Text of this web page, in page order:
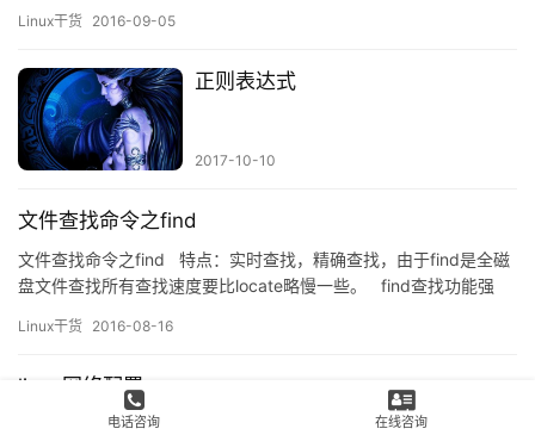
Linux干货 2016-09-05
正则表达式
2017-10-10
文件查找命令之find
文件查找命令之find 特点：实时查找，精确查找，由于find是全磁
盘文件查找所有查找速度要比locate略慢一些。 find查找功能强
摩根定律 非（A &&B）=(非A…
Linux干货 2016-08-16
linux网络配置
主要内容： ip地址以及子网划分 路由基本概念 网络配置工具：
电话咨询 在线咨询